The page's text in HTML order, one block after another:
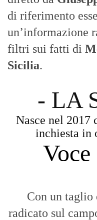
di riferimento
un’informazione
filtri sui fatti di
Sicilia.
- LA
Nasce nel 2017
inchiesta in
Con un taglio
radicato sul